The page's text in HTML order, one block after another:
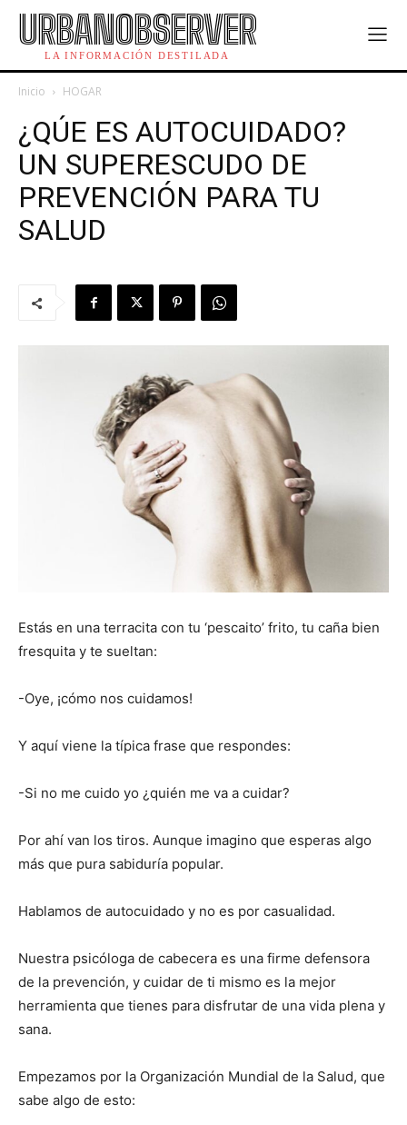
URBANOBSERVER
LA INFORMACIÓN DESTILADA
Inicio HOGAR
¿QÚE ES AUTOCUIDADO?
UN SUPERESCUDO DE
PREVENCIÓN PARA TU
SALUD
Estás en una terracita con tu ‘pescaito’ frito, tu caña bien
fresquita y te sueltan:
-Oye, ¡cómo nos cuidamos!
Y aquí viene la típica frase que respondes:
-Si no me cuido yo ¿quién me va a cuidar?
Por ahí van los tiros. Aunque imagino que esperas algo
más que pura sabiduría popular.
Hablamos de autocuidado y no es por casualidad.
Nuestra psicóloga de cabecera es una firme defensora
de la prevención, y cuidar de ti mismo es la mejor
herramienta que tienes para disfrutar de una vida plena y
sana.
Empezamos por la Organización Mundial de la Salud, que
sabe algo de esto: